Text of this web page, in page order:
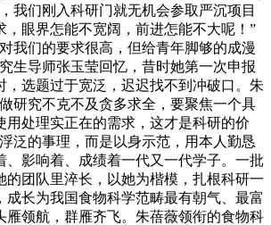
我们刚入科研门就无机会参取严沉项目
，眼界怎能不宽阔，前进怎能不大呢！”
我们的要求很高，但给青年脚够的成漫
生导师张玉莹回忆，昔时她第一次申报
，选题过于宽泛，迟迟找不到冲破口。朱
研究不克不及贪多求全，要聚焦一个具
用处理实正在的需求，这才是科研的价
泛的事理，而是以身示范，用本人勤恳
、影响着、成绩着一代又一代学子。一批
的团队里淬长，以她为楷模，扎根科研一
成长为我国食物科学范畴最有朝气、最富
雁领航，群雁齐飞。朱蓓薇领衔的食物科